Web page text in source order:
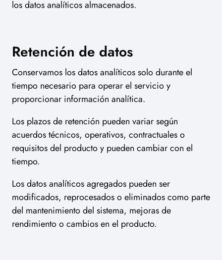
los datos analíticos almacenados.
Retención de datos
Conservamos los datos analíticos solo durante el
tiempo necesario para operar el servicio y
proporcionar información analítica.
Los plazos de retención pueden variar según
acuerdos técnicos, operativos, contractuales o
requisitos del producto y pueden cambiar con el
tiempo.
Los datos analíticos agregados pueden ser
modificados, reprocesados o eliminados como parte
del mantenimiento del sistema, mejoras de
rendimiento o cambios en el producto.